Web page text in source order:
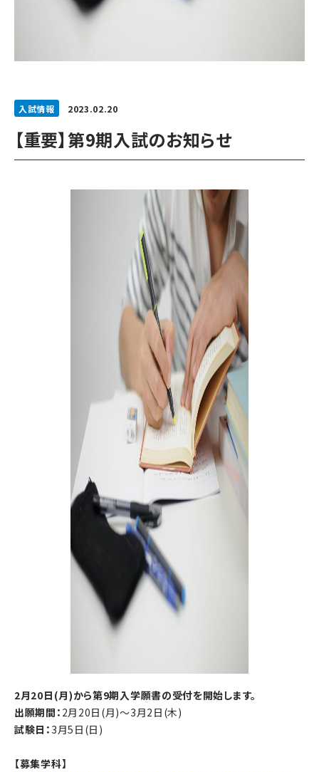
入試情報 2023.02.20
【重要】第9期入試のお知らせ
2月20日(月)から第9期入学願書の受付を開始します。
出願期間： 2月20日(月)～3月2日(木)
試験日： 3月5日(日)
【募集学科】